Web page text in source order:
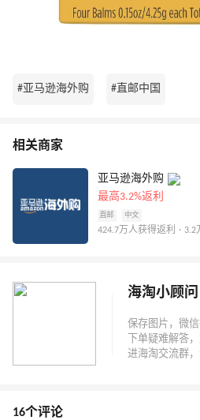
#亚马逊海外购 #直邮中国
相关商家
亚马逊海外购
最高3.2%返利
直邮 中文
424.7万人获得返利 · 3.2
海淘小顾问
16个评论